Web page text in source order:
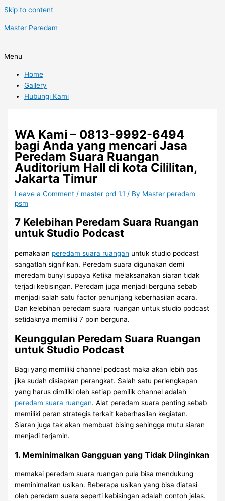
Skip to content
Master Peredam
Menu
Home
Gallery
Hubungi Kami
WA Kami – 0813-9992-6494
bagi Anda yang mencari Jasa
Peredam Suara Ruangan
Auditorium Hall di kota Cililitan,
Jakarta Timur
Leave a Comment / master prd 1.1 / By Master peredam
psm
7 Kelebihan Peredam Suara Ruangan
untuk Studio Podcast
pemakaian peredam suara ruangan untuk studio podcast
sangatlah signifikan. Peredam suara digunakan demi
meredam bunyi supaya Ketika melaksanakan siaran tidak
terjadi kebisingan. Peredam juga menjadi berguna sebab
menjadi salah satu factor penunjang keberhasilan acara.
Dan kelebihan peredam suara ruangan untuk studio podcast
setidaknya memiliki 7 poin berguna.
Keunggulan Peredam Suara Ruangan
untuk Studio Podcast
Bagi yang memiliki channel podcast maka akan lebih pas
jika sudah disiapkan perangkat. Salah satu perlengkapan
yang harus dimiliki oleh setiap pemilik channel adalah
peredam suara ruangan. Alat peredam suara penting sebab
memiliki peran strategis terkait keberhasilan kegiatan.
Siaran juga tak akan membuat bising sehingga mutu siaran
menjadi terjamin.
1. Meminimalkan Gangguan yang Tidak Diinginkan
memakai peredam suara ruangan pula bisa mendukung
meminimalkan usikan. Beberapa usikan yang bisa diatasi
oleh peredam suara seperti kebisingan adalah contoh jelas.